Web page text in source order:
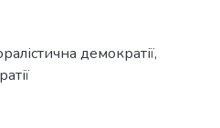
демократії,